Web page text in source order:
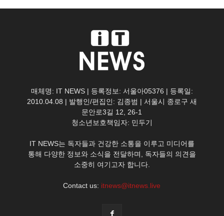
매체명: IT NEWS | 등록정보: 서울아05376 | 등록일:
2010.04.08 | 발행인/편집인: 김종범 | 서울시 종로구 새
문안로3길 12, 26-1
청소년보호책임자: 민두기
IT NEWS는 독자들과 건강한 소통을 이루고 미디어를
통해 다양한 정보와 소식을 전달하며, 독자들의 의견을
소중히 여기고자 합니다.
Contact us: itnews@itnews.live